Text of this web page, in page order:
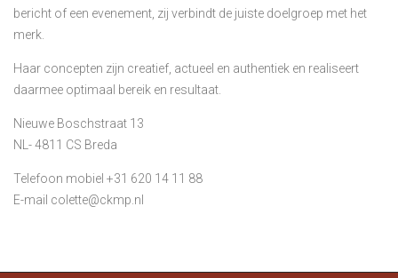
bericht of een evenement, zij verbindt de juiste doelgroep met het
merk.
Haar concepten zijn creatief, actueel en authentiek en realiseert
daarmee optimaal bereik en resultaat.
Nieuwe Boschstraat 13
NL- 4811 CS Breda
Telefoon mobiel +31 620 14 11 88
E-mail colette@ckmp.nl